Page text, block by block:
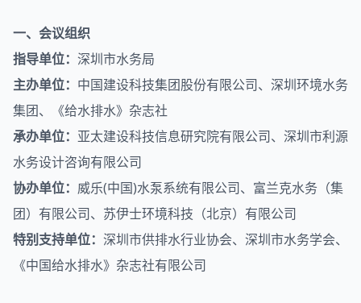
一、会议组织
指导单位： 深圳市水务局
主办单位： 中国建设科技集团股份有限公司、深圳环境水务
集团、《给水排水》杂志社
承办单位： 亚太建设科技信息研究院有限公司、深圳市利源
水务设计咨询有限公司
协办单位： 威乐(中国)水泵系统有限公司、富兰克水务（集
团）有限公司、苏伊士环境科技（北京）有限公司
特别支持单位： 深圳市供排水行业协会、深圳市水务学会、
《中国给水排水》杂志社有限公司